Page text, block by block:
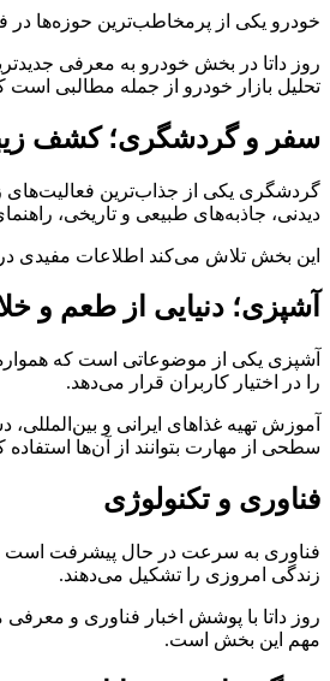
خودرو یکی از پرمخاطب‌ترین حوزه‌ها در
روز داتا در بخش خودرو به معرفی
تحلیل بازار خودرو از جمله مطالبی
سفر و گردشگری؛ کشف
گردشگری یکی از جذاب‌ترین
دیدنی، جاذبه‌های طبیعی و تاریخی،
این بخش تلاش می‌کند اطلاعات مفیدی
آشپزی؛ دنیایی از طعم و
آشپزی یکی از موضوعاتی است که همواره
را در اختیار کاربران قرار می‌دهد.
آموزش تهیه غذاهای ایرانی و
سطحی از مهارت بتوانند از آن‌ها استفاده
فناوری و تکنولوژی
فناوری به سرعت در حال پیشرفت است و
زندگی امروزی را تشکیل می‌دهند.
روز داتا با پوشش اخبار فناوری و
مهم این بخش است.